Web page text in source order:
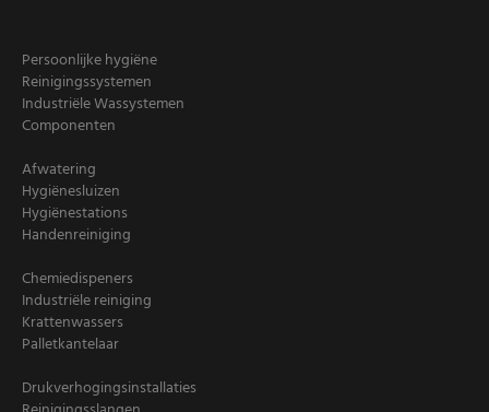
Persoonlijke hygiëne
Reinigingssystemen
Industriële Wassystemen
Componenten
Afwatering
Hygiënesluizen
Hygiënestations
Handenreiniging
Chemiedispeners
Industriële reiniging
Krattenwassers
Palletkantelaar
Drukverhogingsinstallaties